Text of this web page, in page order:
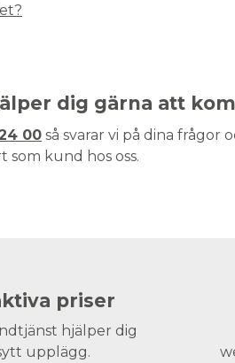
dig gärna att
00 så svarar vi på dina frågor
som kund hos oss.
priser
hjälper dig
upplägg.